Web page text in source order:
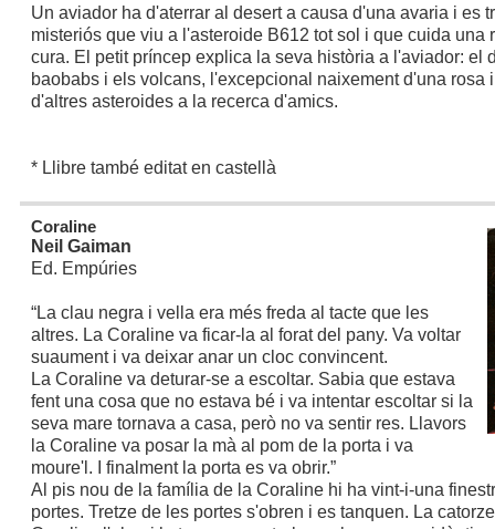
Un aviador ha d'aterrar al desert a causa d'una avaria i es
misteriós que viu a l'asteroide B612 tot sol i que cuida una
cura. El petit príncep explica la seva història a l'aviador: el
baobabs i els volcans, l'excepcional naixement d'una rosa
d'altres asteroides a la recerca d'amics.
* Llibre també editat en castellà
Coraline
Neil Gaiman
Ed. Empúries
“La clau negra i vella era més freda al tacte que les
altres. La Coraline va ficar-la al forat del pany. Va voltar
suaument i va deixar anar un cloc convincent.
La Coraline va deturar-se a escoltar. Sabia que estava
fent una cosa que no estava bé i va intentar escoltar si la
seva mare tornava a casa, però no va sentir res. Llavors
la Coraline va posar la mà al pom de la porta i va
moure'l. I finalment la porta es va obrir.”
Al pis nou de la família de la Coraline hi ha vint-i-una
portes. Tretze de les portes s'obren i es tanquen. La